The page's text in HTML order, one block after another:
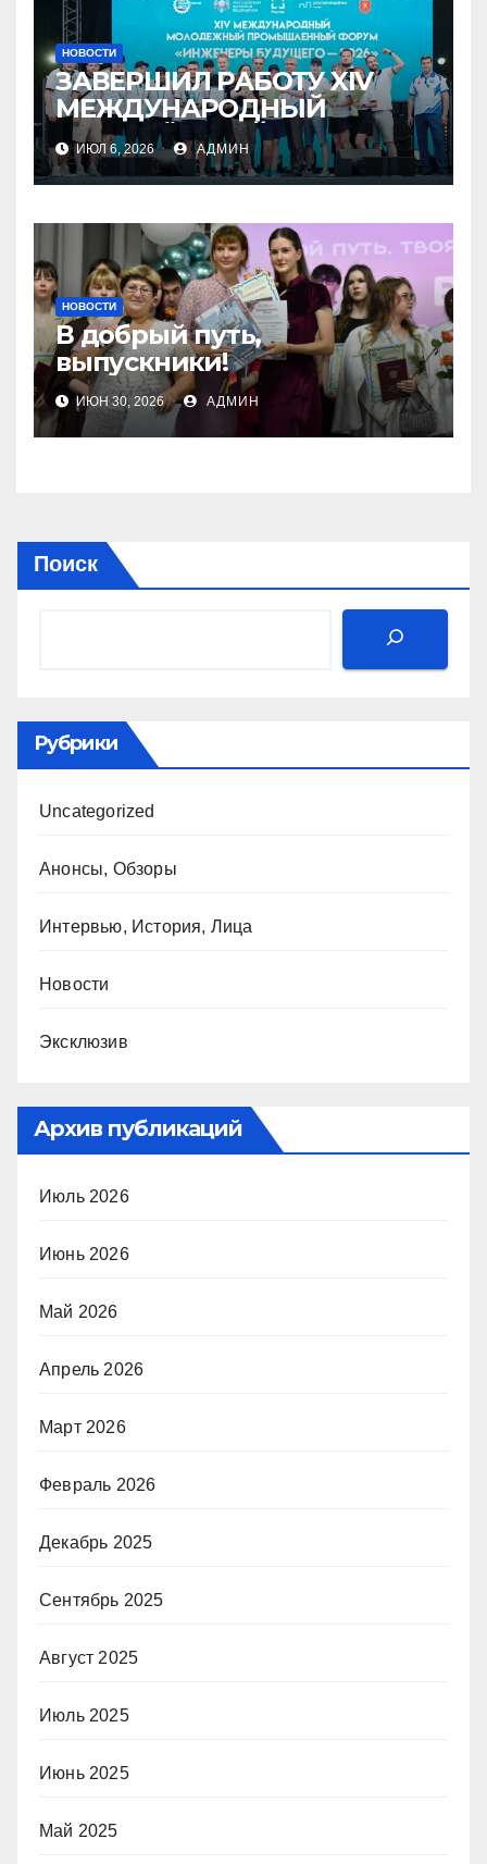
НОВОСТИ
ЗАВЕРШИЛ РАБОТУ XIV
МЕЖДУНАРОДНЫЙ
МОЛОДЁЖНЫЙ
ПРОМЫШЛЕННЫЙ ФОРУМ
«ИНЖЕНЕРЫ БУДУЩЕГО –
2026»
ИЮЛ 6, 2026 АДМИН
НОВОСТИ
В добрый путь,
выпускники!
ИЮН 30, 2026 АДМИН
Поиск
Рубрики
Uncategorized
Анонсы, Обзоры
Интервью, История, Лица
Новости
Эксклюзив
Архив публикаций
Июль 2026
Июнь 2026
Май 2026
Апрель 2026
Март 2026
Февраль 2026
Декабрь 2025
Сентябрь 2025
Август 2025
Июль 2025
Июнь 2025
Май 2025